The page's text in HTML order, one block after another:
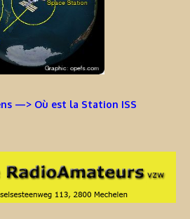
—> Où est la Station ISS